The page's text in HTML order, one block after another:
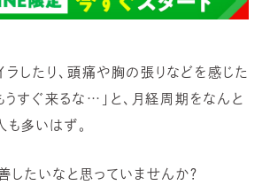
ラしたり、頭痛や胸の張りなどを感じた
うすぐ来るな…」と、月経周期をなんと
多いはず。
したいなと思っていませんか？